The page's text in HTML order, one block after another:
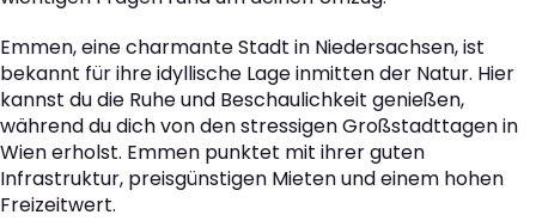
Emmen, eine charmante Stadt in Niedersachsen, ist
bekannt für ihre idyllische Lage inmitten der Natur. Hier
kannst du die Ruhe und Beschaulichkeit genießen,
während du dich von den stressigen Großstadttagen in
Wien erholst. Emmen punktet mit ihrer guten
Infrastruktur, preisgünstigen Mieten und einem hohen
Freizeitwert.